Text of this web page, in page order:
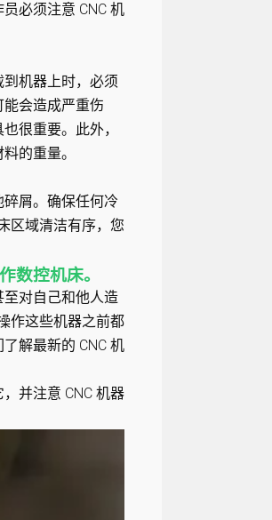
必须注意 CNC 机
机器上时，必须
会造成严重伤
很重要。此外，
的重量。
屑。确保任何冷
区域清洁有序，您
数控机床。
对自己和他人造
作这些机器之前都
解最新的 CNC 机
并注意 CNC 机器